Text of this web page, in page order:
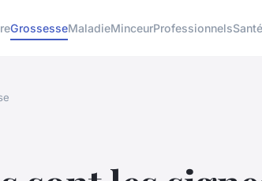
GrossesseMaladieMinceurProfessionnelsSanté